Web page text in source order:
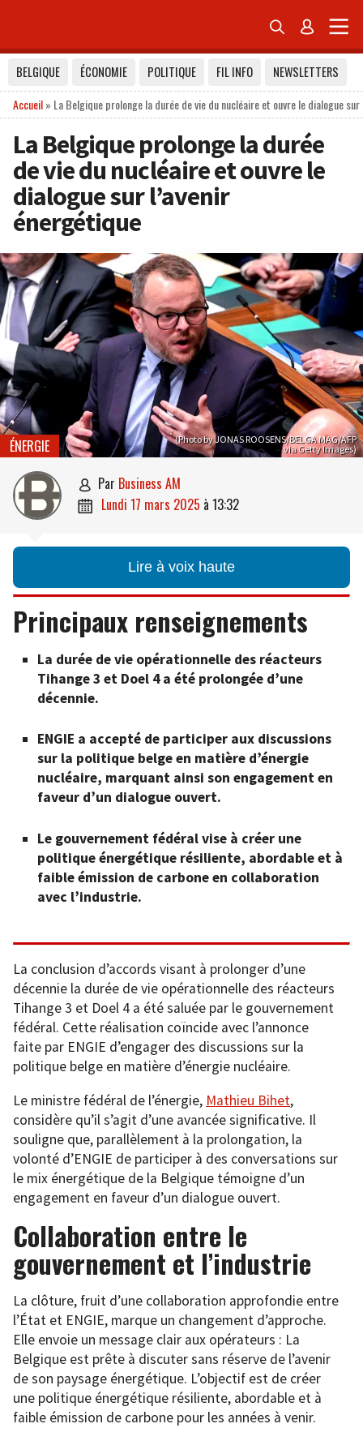
 
BELGIQUE ÉCONOMIE POLITIQUE FIL INFO
NEWSLETTERS
Accueil» La Belgique prolonge la durée de vie du nucléaire et ouvre le dialogue
La Belgique prolonge la durée
de vie du nucléaire et ouvre le
dialogue sur l’avenir
énergétique
(Photo by JONAS ROOSENS/BELGA MAG/AFP
via Getty Images)
ÉNERGIE
 par Business AM
 lundi 17 mars 2025 à 13:32
Lire à voix haute
Principaux renseignements
La durée de vie opérationnelle des réacteurs
Tihange 3 et Doel 4 a été prolongée d’une
décennie.
ENGIE a accepté de participer aux discussions
sur la politique belge en matière d’énergie
nucléaire, marquant ainsi son engagement en
faveur d’un dialogue ouvert.
Le gouvernement fédéral vise à créer une
politique énergétique résiliente, abordable et à
faible émission de carbone en collaboration
avec l’industrie.
La conclusion d’accords visant à prolonger d’une
décennie la durée de vie opérationnelle des réacteurs
Tihange 3 et Doel 4 a été saluée par le gouvernement
fédéral. Cette réalisation coïncide avec l’annonce
faite par ENGIE d’engager des discussions sur la
politique belge en matière d’énergie nucléaire.
Le ministre fédéral de l’énergie, Mathieu Bihet,
considère qu’il s’agit d’une avancée significative. Il
souligne que, parallèlement à la prolongation, la
volonté d’ENGIE de participer à des conversations sur
le mix énergétique de la Belgique témoigne d’un
engagement en faveur d’un dialogue ouvert.
Collaboration entre le
gouvernement et l’industrie
La clôture, fruit d’une collaboration approfondie entre
l’État et ENGIE, marque un changement d’approche.
Elle envoie un message clair aux opérateurs : La
Belgique est prête à discuter sans réserve de l’avenir
de son paysage énergétique. L’objectif est de créer
une politique énergétique résiliente, abordable et à
faible émission de carbone pour les années à venir.